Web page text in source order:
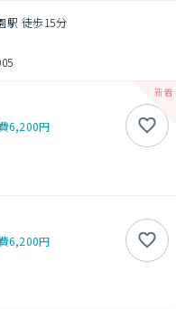
駅 徒歩15分
6,200円
6,200円